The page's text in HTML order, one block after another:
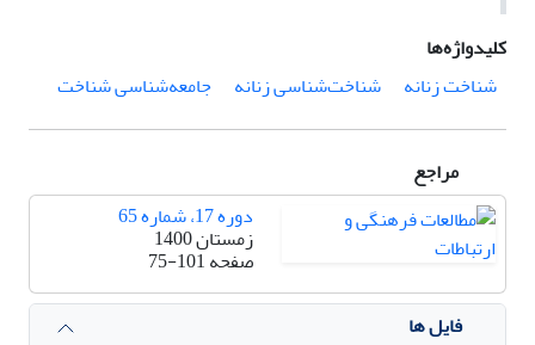
کلیدواژه‌ها
شناخت زنانه
شناخت‌شناسی زنانه جامعه‌شناسی شناخت
مراجع
دوره 17، شماره 65
زمستان 1400
صفحه75-101
فایل ها